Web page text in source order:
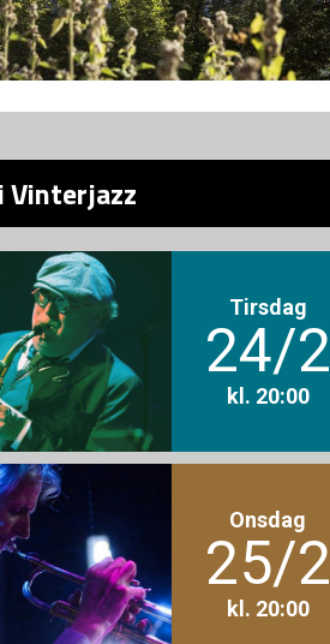
Vinterjazz
Tirsdag
24/2
kl. 20:00
Onsdag
25/2
kl. 20:00